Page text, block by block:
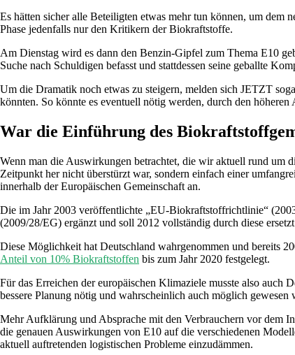
Es hätten sicher alle Beteiligten etwas mehr tun können, um
Phase jedenfalls nur den Kritikern der Biokraftstoffe.
Am Dienstag wird es dann den Benzin-Gipfel zum Thema E10
Suche nach Schuldigen befasst und stattdessen seine geballte
Um die Dramatik noch etwas zu steigern, melden sich JETZT
könnten. So könnte es eventuell nötig werden, durch den
War die Einführung des
Wenn man die Auswirkungen betrachtet, die wir aktuell rund um
Zeitpunkt her nicht überstürzt war, sondern einfach einer
innerhalb der Europäischen Gemeinschaft an.
Die im Jahr 2003 veröffentlichte „EU-Biokraftstoffrichtlinie“
(2009/28/EG) ergänzt und soll 2012 vollständig durch diese
Diese Möglichkeit hat Deutschland wahrgenommen und bereits
Anteil von 10% Biokraftstoffen bis zum Jahr 2020 festgelegt.
Für das Erreichen der europäischen Klimaziele musste also auch
bessere Planung nötig und wahrscheinlich auch möglich gewesen
Mehr Aufklärung und Absprache mit den Verbrauchern vor dem
die genauen Auswirkungen von E10 auf die verschiedenen
aktuell auftretenden logistischen Probleme einzudämmen.